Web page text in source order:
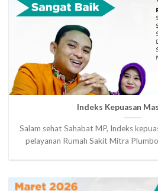
Indeks Kepuasan
Salam sehat Sahabat MP, Indeks
pelayanan Rumah Sakit Mitra